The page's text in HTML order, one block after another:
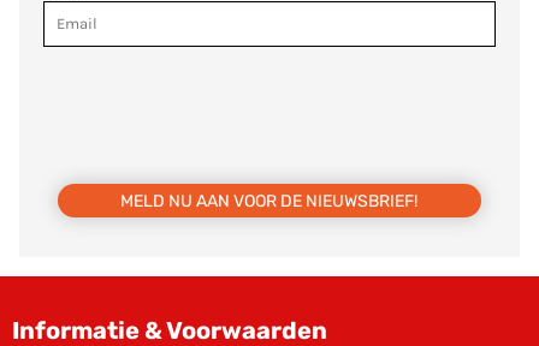
MELD NU AAN VOOR DE NIEUWSBRIEF!
Informatie & Voorwaarden